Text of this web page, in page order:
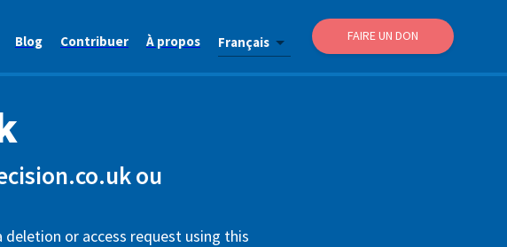
Blog Contribuer À propos Français FAIRE UN DON
ou
or access request using this